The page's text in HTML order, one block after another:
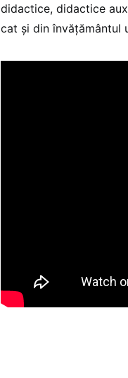
didactice, didactice
cat și din învățământul